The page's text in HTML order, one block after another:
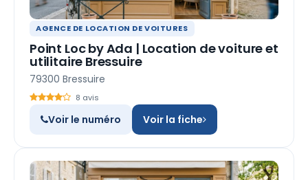
AGENCE DE LOCATION DE VOITURES
Point Loc by Ada | Location de voiture et
utilitaire Bressuire
79300 Bressuire
8 avis
Voir le numéro Voir la fiche